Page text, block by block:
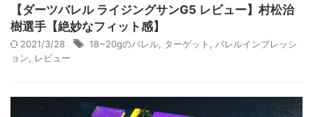
【ダーツバレル ライジングサンG5 レビュー】村松治
樹選手【絶妙なフィット感】
2021/3/28 18~20gのバレル ターゲット
バレルインプレッシ
ョン
レビュー